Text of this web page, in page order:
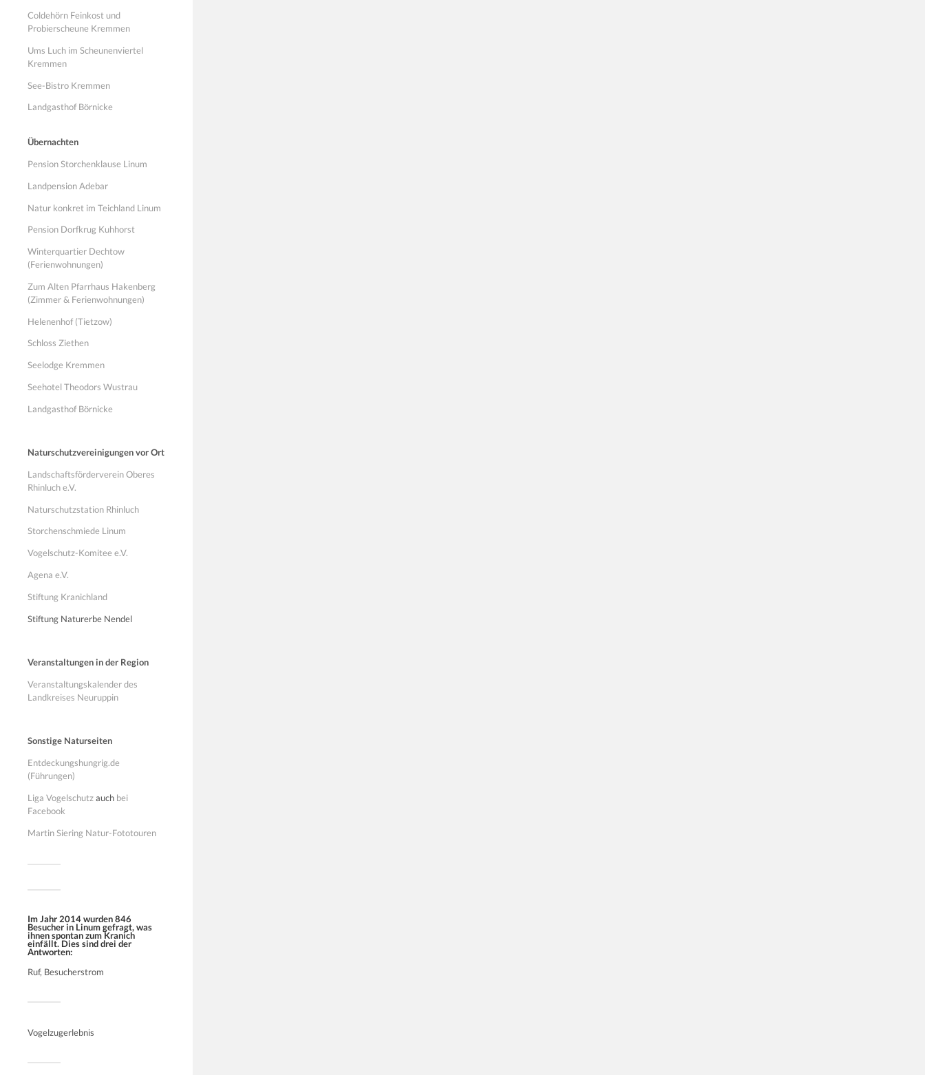
Coldehörn Feinkost und
Probierscheune Kremmen
Ums Luch im Scheunenviertel
Kremmen
See-Bistro Kremmen
Landgasthof Börnicke
Übernachten
Pension Storchenklause Linum
Landpension Adebar
Natur konkret im Teichland Linum
Pension Dorfkrug Kuhhorst
Winterquartier Dechtow
(Ferienwohnungen)
Zum Alten Pfarrhaus Hakenberg
(Zimmer & Ferienwohnungen)
Helenenhof (Tietzow)
Schloss Ziethen
Seelodge Kremmen
Seehotel Theodors Wustrau
Landgasthof Börnicke
Naturschutzvereinigungen vor Ort
Landschaftsförderverein Oberes
Rhinluch e.V.
Naturschutzstation Rhinluch
Storchenschmiede Linum
Vogelschutz-Komitee e.V.
Agena e.V.
Stiftung Kranichland
Stiftung Naturerbe Nendel
Veranstaltungen in der Region
Veranstaltungskalender des
Landkreises Neuruppin
Sonstige Naturseiten
Entdeckungshungrig.de
(Führungen)
Liga Vogelschutzauch bei
Facebook
Martin Siering Natur-Fototouren
Im Jahr 2014 wurden 846
Besucher in Linum gefragt, was
ihnen spontan zum Kranich
einfällt. Dies sind drei der
Antworten:
Ruf, Besucherstrom
Vogelzugerlebnis